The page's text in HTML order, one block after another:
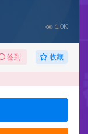
1.0K
签到 收藏